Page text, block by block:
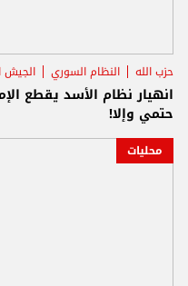
حزب الله النظام السوري الجيش
انهيار نظام الأسد يقطع
حتمي وإلا!
محليات